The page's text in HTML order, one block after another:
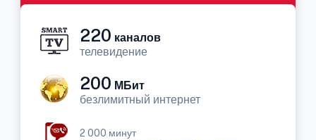
220 каналов
телевидение
200 МБит
безлимитный интернет
2 000 минут